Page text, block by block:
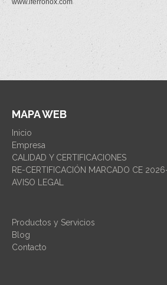
MAPA WEB
Inicio
Empresa
CALIDAD Y CERTIFICACIONES
RE-CERTIFICACIÓN MARCADO CE
AVISO LEGAL
Productos y Servicios
Blog
Contacto